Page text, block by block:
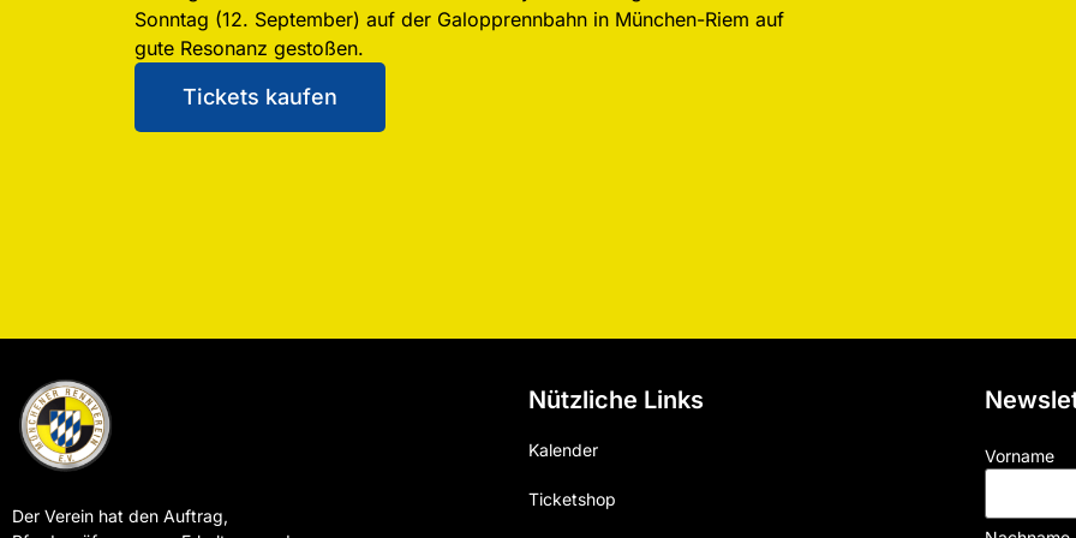
Sonntag (12. September) auf der Galopprennbahn in München-Riem auf
gute Resonanz gestoßen.
Tickets kaufen
Der Verein hat den Auftrag,
Nützliche Links
Kalender
Ticketshop
Vorname